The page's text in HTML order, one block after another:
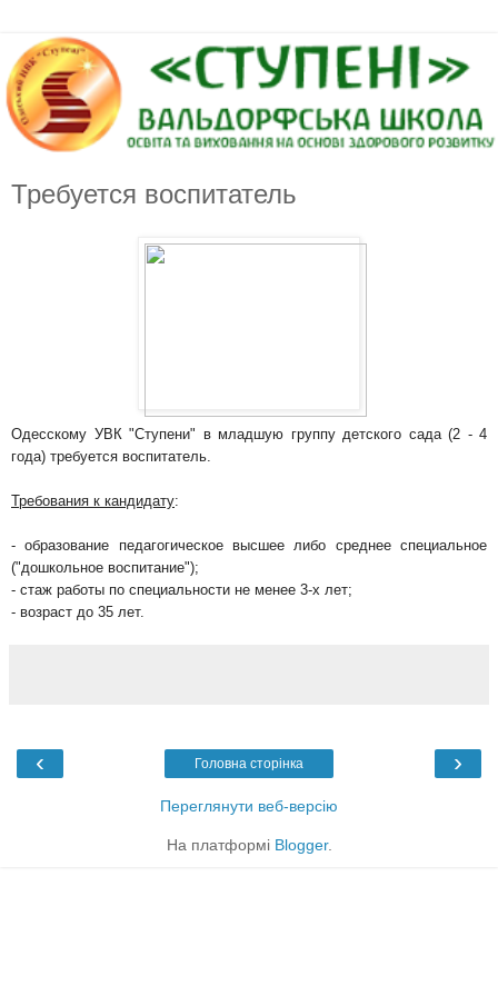
Требуется воспитатель
Одесскому УВК "Ступени" в младшую группу детского сада (2 - 4
года) требуется воспитатель.
Требования к кандидату:
- образование педагогическое высшее либо среднее специальное
("дошкольное воспитание");
- стаж работы по специальности не менее 3-х лет;
- возраст до 35 лет.
‹ ›
Головна сторінка
Переглянути веб-версію
На платформі Blogger.